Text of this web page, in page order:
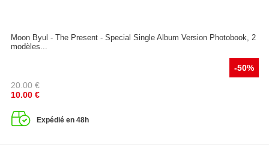
Moon Byul - The Present - Special Single Album Version Photobook, 2
modèles...
-50%
20.00 €
10.00 €
Expédié en 48h